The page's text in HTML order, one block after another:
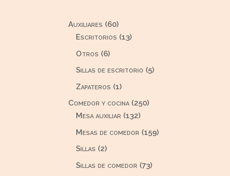
Auxiliares 6060
productos
Escritorios 1313
Otros 66
Sillas de escritorio 55
Zapateros 11
producto
Comedor y cocina 250250
Mesa auxiliar 132132
productos
Mesas de comedor 159159
Sillas 22
productos
Sillas de comedor 7373